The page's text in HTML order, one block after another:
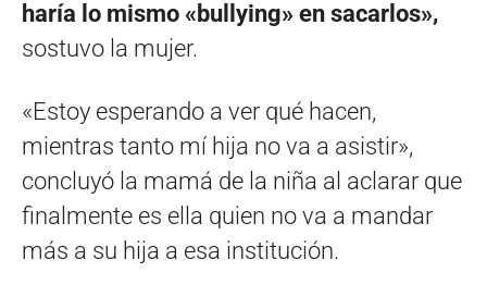
haría lo mismo «bullying» en sacarlos»,
sostuvo la mujer.
«Estoy esperando a ver qué hacen,
mientras tanto mí hija no va a asistir»,
concluyó la mamá de la niña al aclarar que
finalmente es ella quien no va a mandar
más a su hija a esa institución.